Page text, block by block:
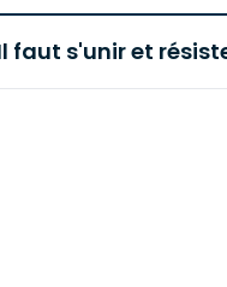
faut s'unir et